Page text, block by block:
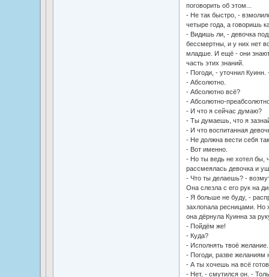
поговорить об этом...
- Не так быстро, -
четыре года, а говоришь
- Видишь ли, - девочка
бессмертны, и у них нет
младше. И ещё - они
часть этих знаний.
- Погоди, - уточнил
- Абсолютно.
- Абсолютно всё?
- Абсолютно-
- И что я сейчас думаю?
- Ты думаешь, что я
- И что воспитанная
- Не должна вести себя
- Вот именно.
- Но ты ведь не хотел бы,
рассмеялась девочка и
- Что ты делаешь? -
Она слезла с его рук на
- Я больше не буду, -
захлопала ресницами. Но
она дёрнула Куинна за
- Пойдём же!
- Куда?
- Исполнять твоё желание.
- Погоди, разве желаниям
- А ты хочешь на всё
- Нет, - смутился он. -